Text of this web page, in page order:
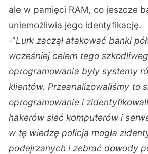
ale w pamięci RAM, co jeszcze
uniemożliwia jego identyfikację.
-“Lurk zaczął atakować banki
wcześniej celem tego
oprogramowania były systemy
klientów. Przeanalizowaliśmy to
oprogramowanie i
hakerów sieć komputerów i
w tę wiedzę policja mogła
podejrzanych i zebrać dowody